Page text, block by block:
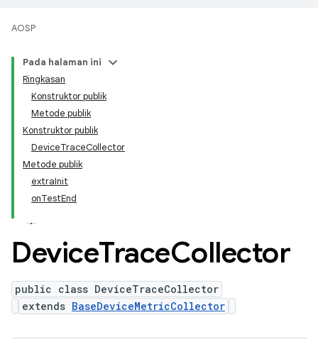
AOSP
Pada halaman ini
Ringkasan
Konstruktor publik
Metode publik
Konstruktor publik
DeviceTraceCollector
Metode publik
extraInit
onTestEnd
DeviceTraceCollector
public class DeviceTraceCollector
extends BaseDeviceMetricCollector